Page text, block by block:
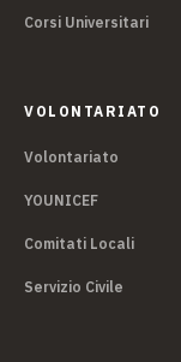
Corsi Universitari
VOLONTARIATO
Volontariato
YOUNICEF
Comitati Locali
Servizio Civile